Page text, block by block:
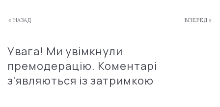
« НАЗАД ВПЕРЕД »
Увага! Ми увімкнули
премодерацію. Коментарі
з'являються із затримкою